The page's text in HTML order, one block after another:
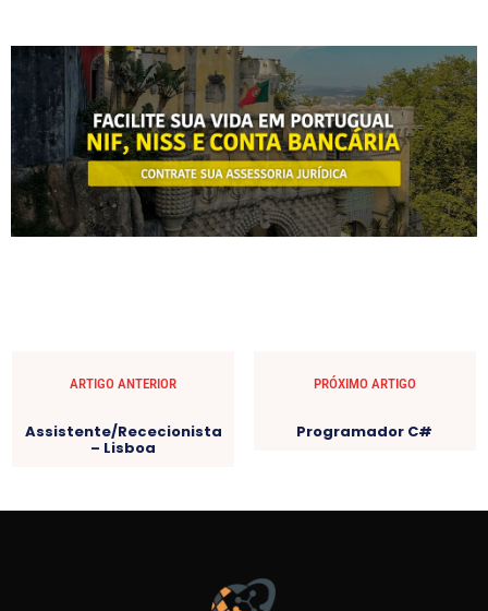
ARTIGO ANTERIOR
Assistente/Rececionista
– Lisboa
PRÓXIMO ARTIGO
Programador C#